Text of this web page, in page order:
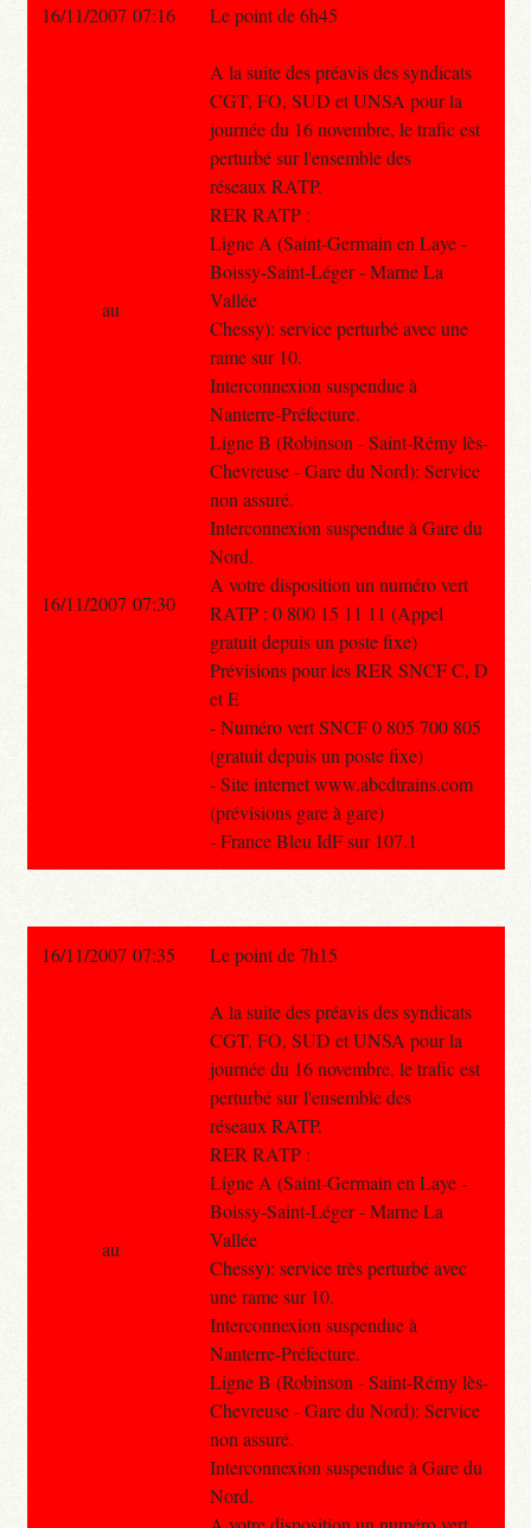
16/11/2007 07:16 Le point de 6h45
A la suite des préavis des syndicats
CGT, FO, SUD et UNSA pour la
journée du 16 novembre, le trafic est
perturbé sur l'ensemble des
réseaux RATP.
RER RATP :
Ligne A (Saint-Germain en Laye -
Boissy-Saint-Léger - Marne La
Vallée
Chessy): service perturbé avec une
rame sur 10.
Interconnexion suspendue à
Nanterre-Préfecture.
Ligne B (Robinson - Saint-Rémy lès-
Chevreuse - Gare du Nord): Service
non assuré.
Interconnexion suspendue à Gare du
Nord.
A votre disposition un numéro vert
RATP : 0 800 15 11 11 (Appel
gratuit depuis un poste fixe)
Prévisions pour les RER SNCF C, D
et E
- Numéro vert SNCF 0 805 700 805
(gratuit depuis un poste fixe)
- Site internet www.abcdtrains.com
(prévisions gare à gare)
- France Bleu IdF sur 107.1
au
16/11/2007 07:30
16/11/2007 07:35 Le point de 7h15
A la suite des préavis des syndicats
CGT, FO, SUD et UNSA pour la
journée du 16 novembre, le trafic est
perturbé sur l'ensemble des
réseaux RATP.
RER RATP :
Ligne A (Saint-Germain en Laye -
Boissy-Saint-Léger - Marne La
Vallée
Chessy): service très perturbé avec
une rame sur 10.
Interconnexion suspendue à
Nanterre-Préfecture.
Ligne B (Robinson - Saint-Rémy lès-
Chevreuse - Gare du Nord): Service
non assuré.
Interconnexion suspendue à Gare du
Nord.
au